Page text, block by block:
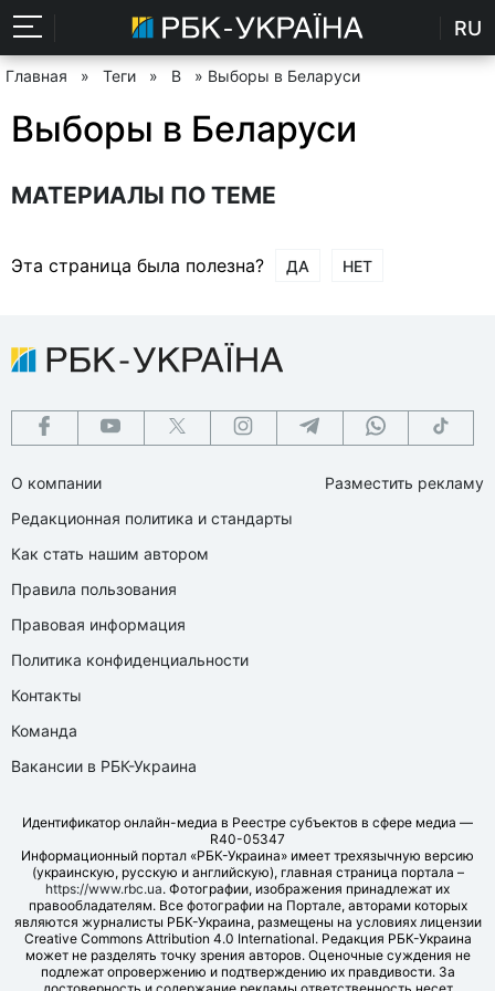
RU
Главная » Теги » В » Выборы в Беларуси
Выборы в Беларуси
МАТЕРИАЛЫ ПО ТЕМЕ
Эта страница была полезна? ДА НЕТ
О компании
Редакционная политика и стандарты
Как стать нашим автором
Правила пользования
Правовая информация
Политика конфиденциальности
Контакты
Команда
Вакансии в РБК-Украина
Разместить рекламу
Идентификатор онлайн-медиа в Реестре субъектов в сфере медиа —
R40-05347
Информационный портал «РБК-Украина» имеет трехязычную версию
(украинскую, русскую и английскую), главная страница портала –
https://www.rbc.ua. Фотографии, изображения принадлежат их
правообладателям. Все фотографии на Портале, авторами которых
являются журналисты РБК-Украина, размещены на условиях лицензии
Creative Commons Attribution 4.0 International. Редакция РБК-Украина
может не разделять точку зрения авторов. Оценочные суждения не
подлежат опровержению и подтверждению их правдивости. За